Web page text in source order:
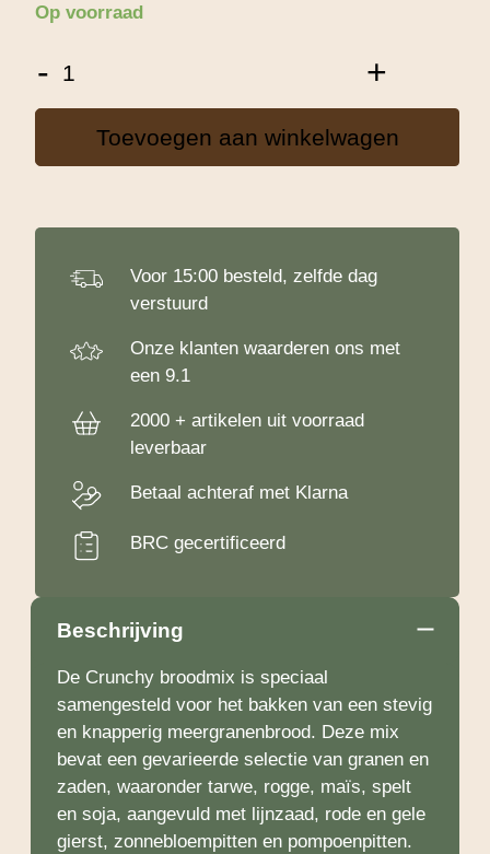
Op voorraad
-
Broodmeel
1
aantal
+
Toevoegen aan winkelwagen
Voor 15:00 besteld, zelfde dag
verstuurd
Onze klanten waarderen ons met
een 9.1
2000 + artikelen uit voorraad
leverbaar
Betaal achteraf met Klarna
BRC gecertificeerd
Beschrijving
De Crunchy broodmix is speciaal
samengesteld voor het bakken van een stevig
en knapperig meergranenbrood. Deze mix
bevat een gevarieerde selectie van granen en
zaden, waaronder tarwe, rogge, maïs, spelt
en soja, aangevuld met lijnzaad, rode en gele
gierst, zonnebloempitten en pompoenpitten.